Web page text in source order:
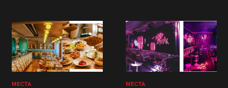
МЕСТА МЕСТА